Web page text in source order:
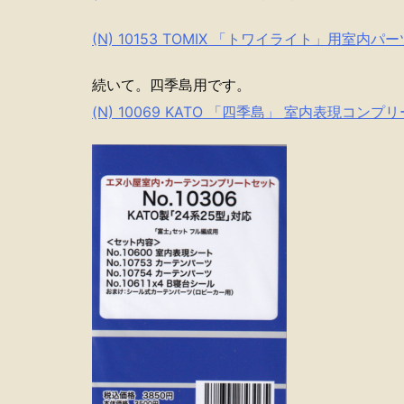
(N) 10153 TOMIX 「トワイライト」用室内パー
続いて。四季島用です。
(N) 10069 KATO 「四季島」 室内表現コンプリ